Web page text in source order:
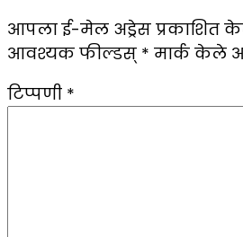
आपला ई-मेल अड्रेस प्रकाशित
आवश्यक फील्डस् * मार्क केले
टिप्पणी *